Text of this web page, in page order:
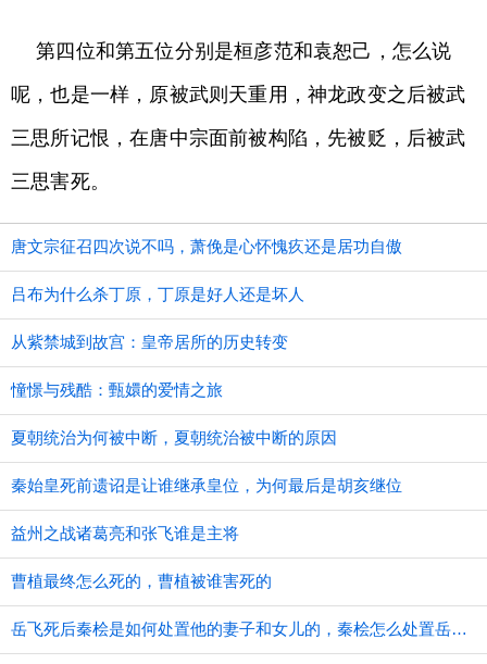
第四位和第五位分别是桓彦范和袁恕己，怎么说
呢，也是一样，原被武则天重用，神龙政变之后被武
三思所记恨，在唐中宗面前被构陷，先被贬，后被武
三思害死。
唐文宗征召四次说不吗，萧俛是心怀愧疚还是居功自傲
吕布为什么杀丁原，丁原是好人还是坏人
从紫禁城到故宫：皇帝居所的历史转变
憧憬与残酷：甄嬛的爱情之旅
夏朝统治为何被中断，夏朝统治被中断的原因
秦始皇死前遗诏是让谁继承皇位，为何最后是胡亥继位
益州之战诸葛亮和张飞谁是主将
曹植最终怎么死的，曹植被谁害死的
​岳飞死后秦桧是如何处置他的妻子和女儿的，秦桧怎么处置岳飞家人的